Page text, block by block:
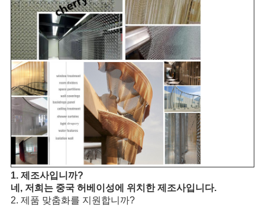
1. 제조사입니까?
네, 저희는 중국 허베이성에 위치한 제조사입니다.
2. 제품 맞춤화를 지원합니까?